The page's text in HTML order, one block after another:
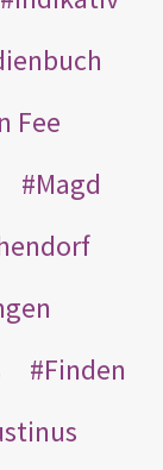
Fee
Magd
Finden